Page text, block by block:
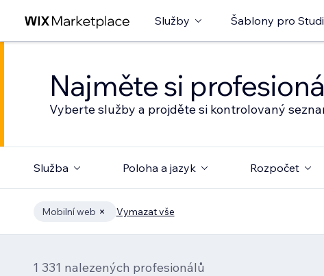
Služby Šablony pro
Najměte si
Vyberte služby a projděte si kontrolovaný
Služba Poloha a jazyk Rozpočet
Mobilní web Vymazat vše
1 331 nalezených profesionálů